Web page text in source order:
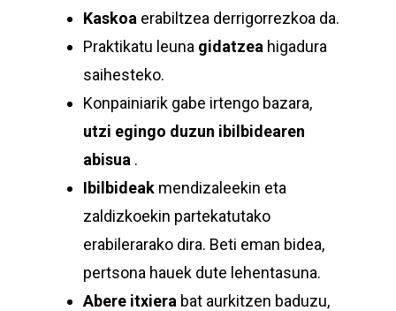
Kaskoa erabiltzea derrigorrezkoa da.
Praktikatu leuna gidatzea higadura
saihesteko.
Konpainiarik gabe irtengo bazara,
utzi egingo duzun ibilbidearen
abisua .
Ibilbideak mendizaleekin eta
zaldizkoekin partekatutako
erabilerarako dira. Beti eman bidea,
pertsona hauek dute lehentasuna.
Abere itxiera bat aurkitzen baduzu,